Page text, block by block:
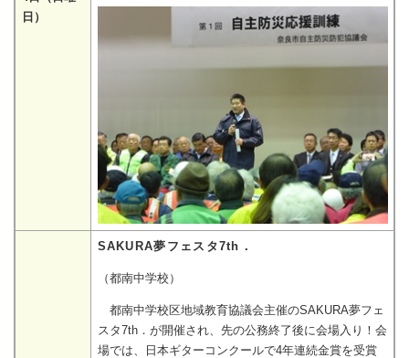
日）
SAKURA夢フェスタ7th．
（都南中学校）
都南中学校区地域教育協議会主催のSAKURA夢フェ
スタ7th．が開催され、先の公務終了後に会場入り！会
場では、日本ギターコンクールで4年連続金賞を受賞